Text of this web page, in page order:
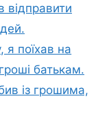
відправити
я поїхав на
батькам.
із грошима,